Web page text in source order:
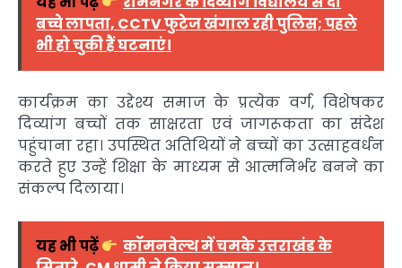
बच्चे लापता, CCTV फुटेज खंगाल रही पुलिस; पहले
भी हो चुकी हैं घटनाएं।
कार्यक्रम का उद्देश्य समाज के प्रत्येक वर्ग, विशेषकर
दिव्यांग बच्चों तक साक्षरता एवं जागरूकता का संदेश
पहुंचाना रहा। उपस्थित अतिथियों ने बच्चों का उत्साहवर्धन
करते हुए उन्हें शिक्षा के माध्यम से आत्मनिर्भर बनने का
संकल्प दिलाया।
यह भी पढ़ें
कॉमनवेल्थ में चमके उत्तराखंड के